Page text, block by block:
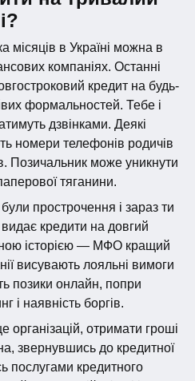
місяців в Україні можна в
компаніях. Останні
кредит на будь-
формальностей. Тебе і
дзвінками. Деякі
номери телефонів родичів
Позичальник може уникнути
тяганини.
прострочення і зараз ти
кредити на довгий
історією — МФО кращий
висувають лояльні вимоги
позики онлайн, попри
і наявність боргів.
організацій, отримати гроші
звернувшись до кредитної
послугами кредитного